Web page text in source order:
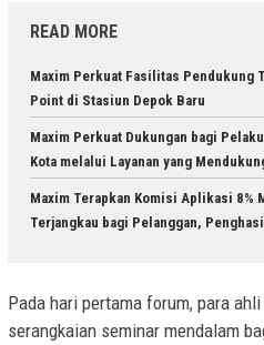
READ MORE
Maxim Perkuat Fasilitas Pendukung
Point di Stasiun Depok Baru
Maxim Perkuat Dukungan bagi
Kota melalui Layanan yang
Maxim Terapkan Komisi Aplikasi 8%
Terjangkau bagi Pelanggan,
Pada hari pertama forum, para
serangkaian seminar mendalam